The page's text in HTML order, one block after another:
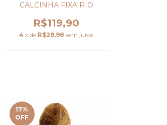
CALCINHA FIXA RIO
R$119,90
4 x de R$29,98 sem juros
17%
OFF